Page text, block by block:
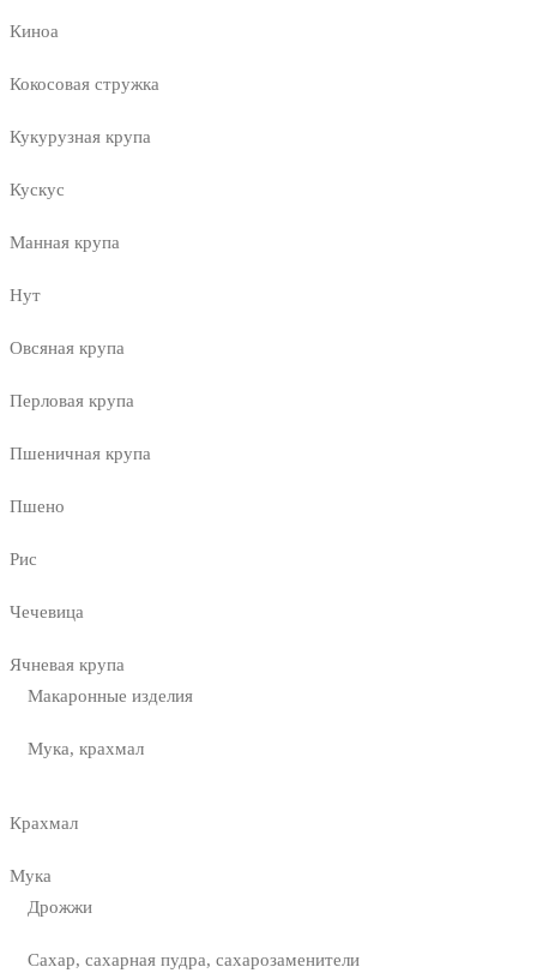
Киноа
Кокосовая стружка
Кукурузная крупа
Кускус
Манная крупа
Нут
Овсяная крупа
Перловая крупа
Пшеничная крупа
Пшено
Рис
Чечевица
Ячневая крупа
Макаронные изделия
Мука, крахмал
Крахмал
Мука
Дрожжи
Сахар, сахарная пудра, сахарозаменители